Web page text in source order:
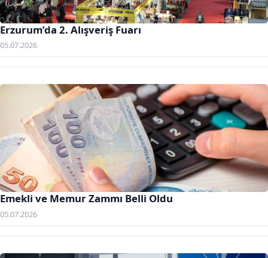
Erzurum’da 2. Alışveriş Fuarı
05.07.2026
Emekli ve Memur Zammı Belli Oldu
05.07.2026